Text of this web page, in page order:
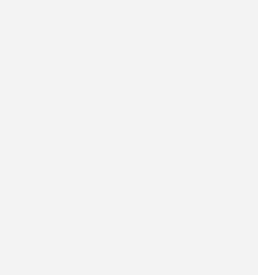
mit dem KK
Sie regelmäßig von uns
Neuigkeiten, gebündelt und